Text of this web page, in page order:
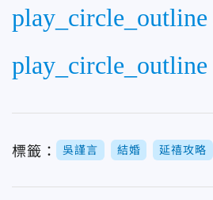
play_circle_outline
play_circle_outline
標籤： 吳謹言 結婚 延禧攻略